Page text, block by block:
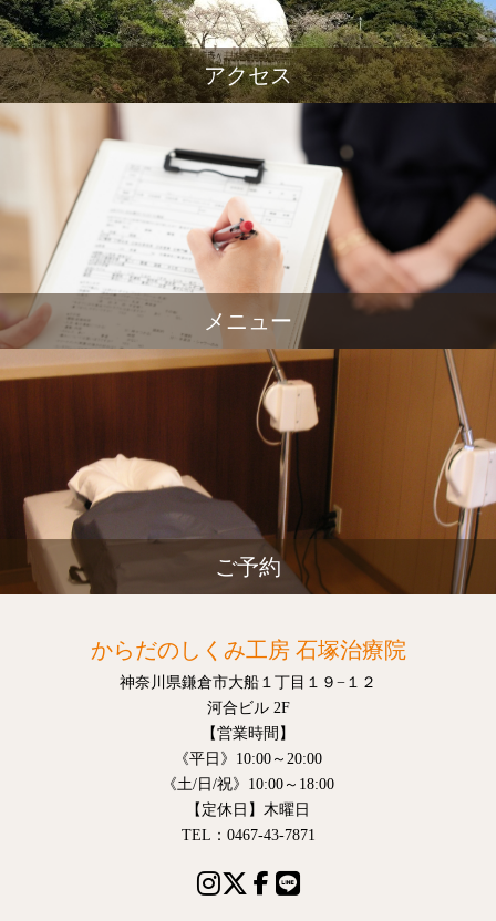
アクセス
メニュー
ご予約
からだのしくみ工房 石塚治療院
神奈川県鎌倉市大船１丁目１９−１２
河合ビル 2F
【営業時間】
《平日》10:00～20:00
《土/日/祝》10:00～18:00
【定休日】木曜日
TEL：0467-43-7871